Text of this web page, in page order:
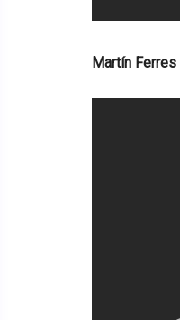
Martín Ferres